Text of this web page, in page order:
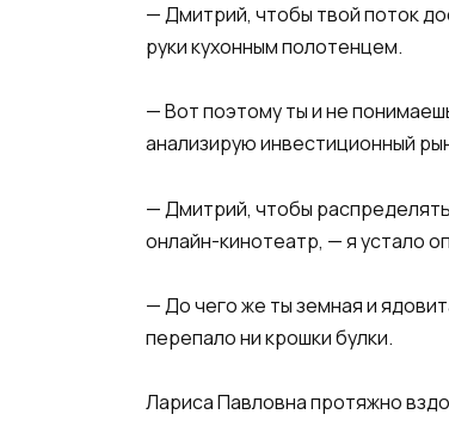
— Дмитрий, чтобы твой поток
руки кухонным полотенцем.
— Вот поэтому ты и не
анализирую инвестиционный
— Дмитрий, чтобы
онлайн-кинотеатр, — я устало
— До чего же ты земная и
перепало ни крошки булки.
Лариса Павловна протяжно